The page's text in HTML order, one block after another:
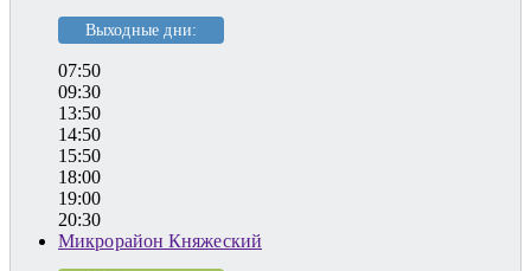
Выходные дни:
07:50
09:30
13:50
14:50
15:50
18:00
19:00
20:30
Микрорайон Княжеский